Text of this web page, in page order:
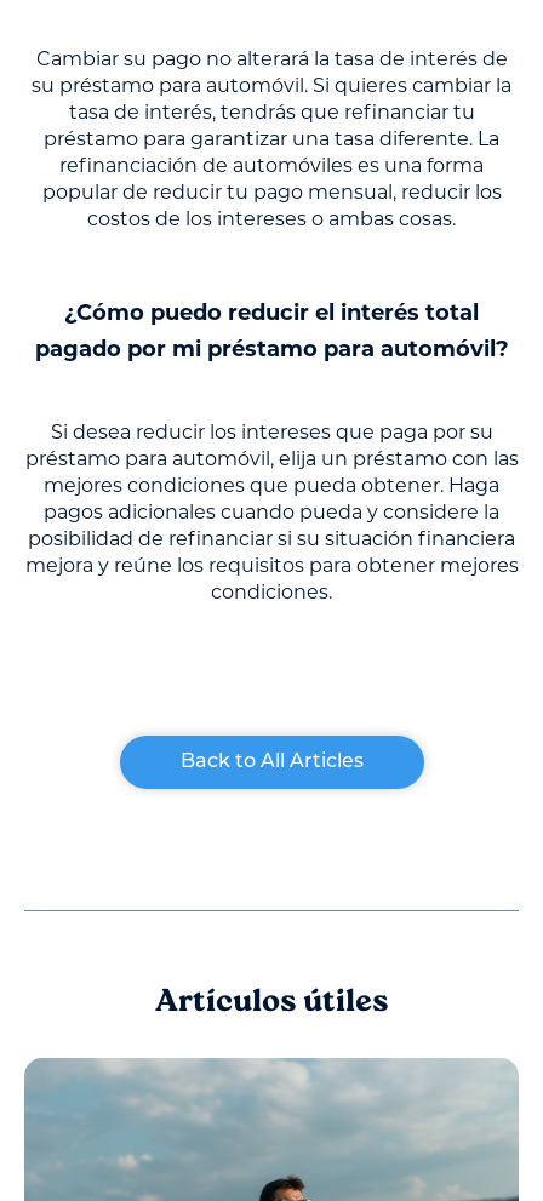
Cambiar su pago no alterará la tasa de interés de
su préstamo para automóvil. Si quieres cambiar la
tasa de interés, tendrás que refinanciar tu
préstamo para garantizar una tasa diferente. La
refinanciación de automóviles es una forma
popular de reducir tu pago mensual, reducir los
costos de los intereses o ambas cosas.
¿Cómo puedo reducir el interés total
pagado por mi préstamo para automóvil?
Si desea reducir los intereses que paga por su
préstamo para automóvil, elija un préstamo con las
mejores condiciones que pueda obtener. Haga
pagos adicionales cuando pueda y considere la
posibilidad de refinanciar si su situación financiera
mejora y reúne los requisitos para obtener mejores
condiciones.
Back to All Articles
Artículos útiles